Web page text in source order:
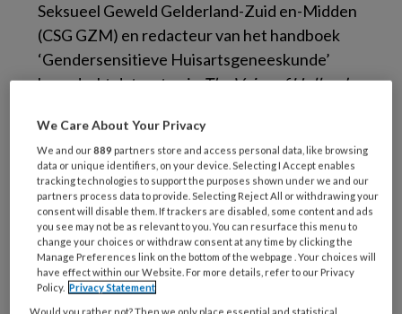
Seksueel Geweld Gelderland-Zuid en-Midden
(CSG GZM) en redacteur van het handboek
‘Gendersensitieve Huisartsgeneeskunde’
benadrukt dat wat er inThe Voice of Holland
afhankelijk is van een meerdere, vormt dit een
risicovolle factor voor seksueel overschrijdend
gedrag. Deze afhankelijkheidsrelatie komt in
allerlei organisaties voor, van film tot sport en
van kunst tot in de kerk. Ook op demedische
vloeris het schering en inslag. ”
Meer dan de helft van de vrouwen krijgt in
We Care About Your Privacy
We and our889 partners store and access personal data, like browsing
data or unique identifiers, on your device. Selecting I Accept enables
tracking technologies to support the purposes shown under we and our
partners process data to provide. Selecting Reject All or withdrawing your
consent will disable them. If trackers are disabled, some content and ads
you see may not be as relevant to you. You can resurface this menu to
change your choices or withdraw consent at any time by clicking the
Manage Preferences link on the bottom of the webpage . Your choices will
have effect within our Website. For more details, refer to our Privacy
Policy. Privacy Statement